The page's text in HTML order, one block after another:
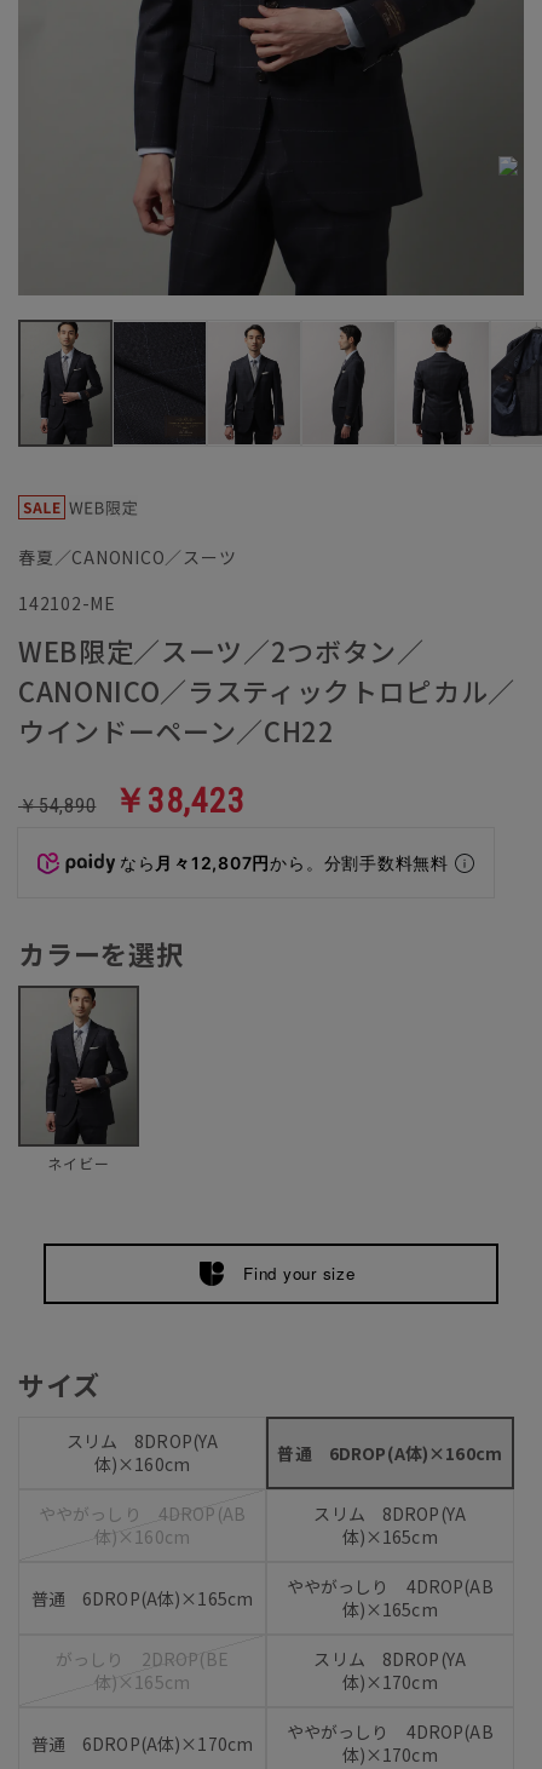
春夏／CANONICO／スーツ
142102-ME
WEB限定／スーツ／2つボタン／
CANONICO／ラスティックトロピカル／
ウインドーペーン／CH22
￥54,890 ￥38,423
なら 月々12,807円から。分割手数料無料
カラーを選択
ネイビー
Find your size
サイズ
スリム 8DROP(YA
体)×160cm
普通 6DROP(A体)×160cm
ややがっしり 4DROP(AB
体)×160cm
スリム 8DROP(YA
体)×165cm
普通 6DROP(A体)×165cm
ややがっしり 4DROP(AB
体)×165cm
がっしり 2DROP(BE
体)×165cm
スリム 8DROP(YA
体)×170cm
普通 6DROP(A体)×170cm
ややがっしり 4DROP(AB
体)×170cm